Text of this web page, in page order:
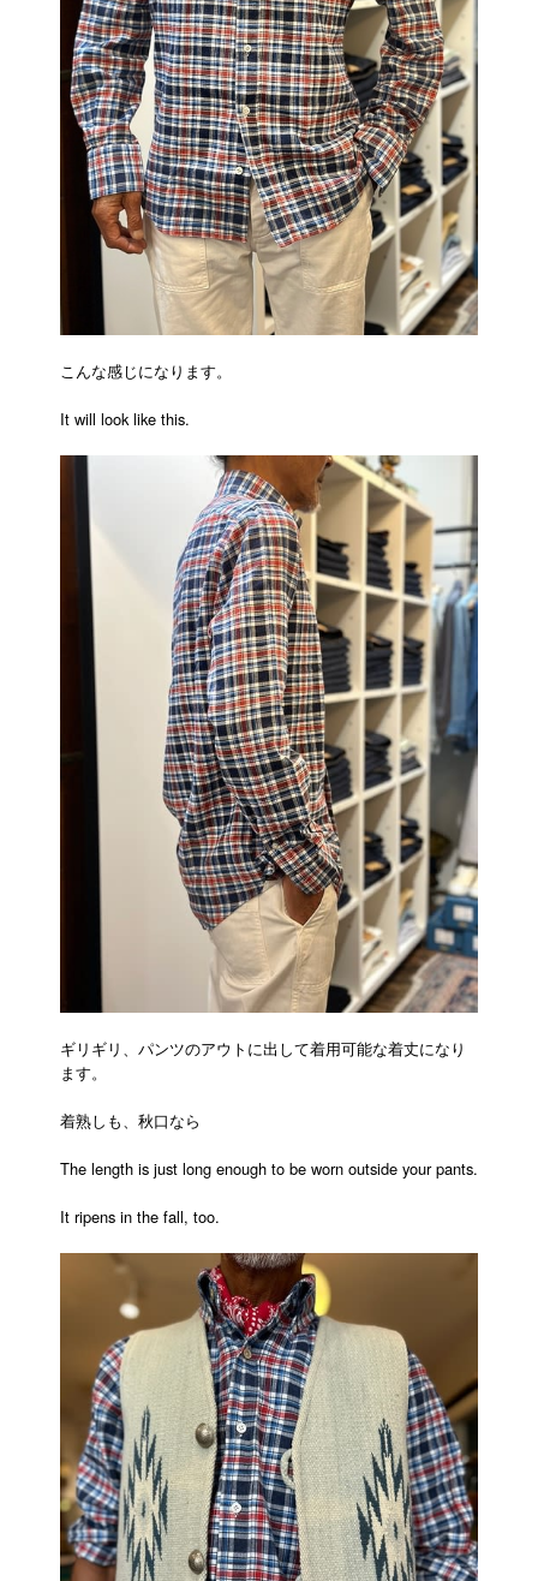
こんな感じになります。
It will look like this.
ギリギリ、パンツのアウトに出して着用可能な着丈になり
ます。
着熟しも、秋口なら
The length is just long enough to be worn outside your pants.
It ripens in the fall, too.